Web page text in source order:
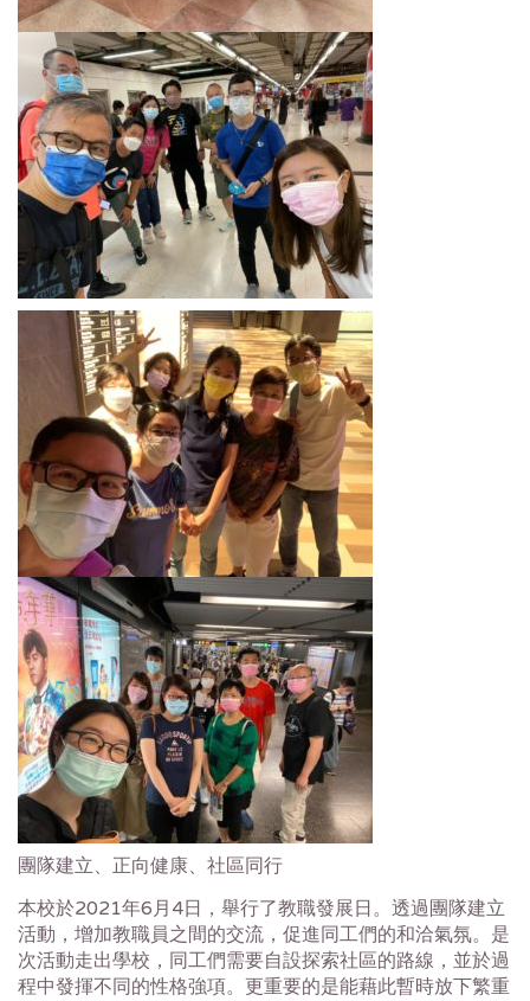
團隊建立、正向健康、社區同行
本校於2021年6月 4日，舉行了教職發展日。透過團隊建立
活動，增加教職員之間的交流，促進同工們的和洽氣氛。是
次活動走出學校，同工們需要自設探索社區的路線，並於過
程中發揮不同的性格強項。更重要的是能藉此暫時放下繁重